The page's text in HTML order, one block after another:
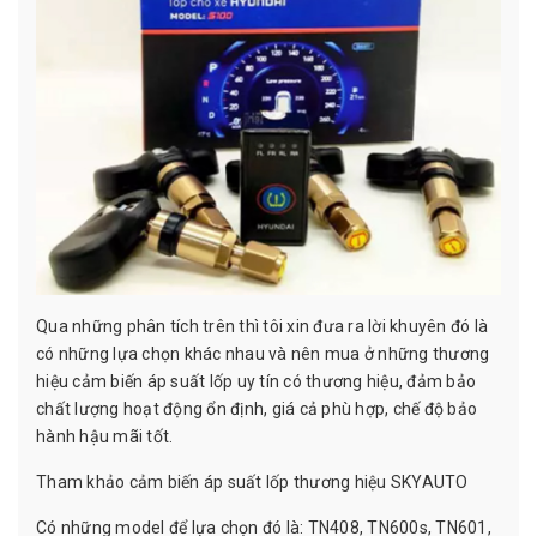
Qua những phân tích trên thì tôi xin đưa ra lời khuyên đó là
có những lựa chọn khác nhau và nên mua ở những thương
hiệu cảm biến áp suất lốp uy tín có thương hiệu, đảm bảo
chất lượng hoạt động ổn định, giá cả phù hợp, chế độ bảo
hành hậu mãi tốt.
Tham khảo cảm biến áp suất lốp thương hiệu SKYAUTO
Có những model để lựa chọn đó là: TN408, TN600s, TN601,